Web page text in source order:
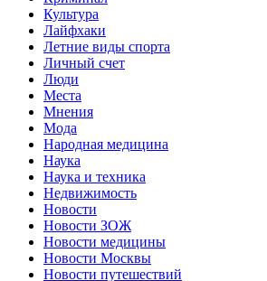
Культура
Лайфхаки
Летние виды спорта
Личный счет
Люди
Места
Мнения
Мода
Народная медицина
Наука
Наука и техника
Недвижимость
Новости
Новости ЗОЖ
Новости медицины
Новости Москвы
Новости путешествий